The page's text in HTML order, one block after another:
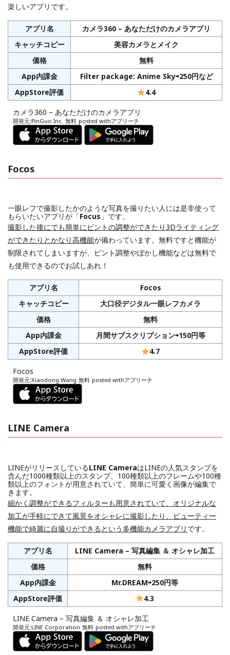
楽しいアプリです。
アプリ名
カメラ360 – あなただけのカメラアプリ
キャッチコピー
美容カメラとメイク
価格
無料
App内課金
Filter package: Anime Sky⇨250円など
AppStore評価
4.4
カメラ360 – あなただけのカメラアプリ
開発元:PinGuo Inc. 無料 posted withアプリーチ
Focos
一眼レフで撮影したかのような写真を撮りたい人には是非使って
もらいたいアプリが「Focus 」です。
撮影した後にでも簡単にピントの調整ができたり3Dライティング
ができたりとかなり高機能が備わっています。無料ですと機能が
制限されてしまいますが、ピント調整やぼかし機能などは無料で
も使用できるのでお試しあれ！
アプリ名
Focos
キャッチコピー
大口径デジタル一眼レフカメラ
価格
無料
App内課金
月間サブスクリプション⇨150円等
AppStore評価
4.7
Focos
開発元:Xiaodong Wang 無料 posted withアプリーチ
LINE Camera
LINEがリリースしているLINE CameraはLINEの人気スタンプを
含んだ1000種類以上のスタンプ、100種類以上のフレームや100種
類以上のフォントが用意されていて、簡単に可愛く画像が編集で
きます。
細かく調整ができるフィルターも用意されていて、オリジナルな
加工が手軽にできて風景をオシャレに撮影したり、ビューティー
機能で綺麗に自撮りができるという多機能カメラアプリ です。
アプリ名
LINE Camera – 写真編集 ＆ オシャレ加工
価格
無料
App内課金
Mr.DREAM⇨250円等
AppStore評価
4.3
LINE Camera – 写真編集 ＆ オシャレ加工
開発元:LINE Corporation 無料 posted withアプリーチ